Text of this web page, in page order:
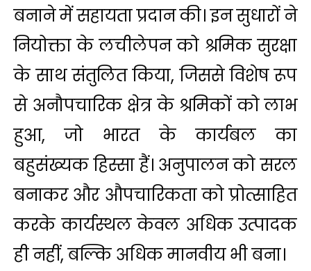
बनाने में सहायता प्रदान की। इन सुधारों ने
नियोक्ता के लचीलेपन को श्रमिक सुरक्षा
के साथ संतुलित किया, जिससे विशेष रूप
से अनौपचारिक क्षेत्र के श्रमिकों को लाभ
हुआ, जो भारत के कार्यबल का
बहुसंख्यक हिस्सा हैं। अनुपालन को सरल
बनाकर और औपचारिकता को प्रोत्साहित
करके कार्यस्थल केवल अधिक उत्पादक
ही नहीं, बल्कि अधिक मानवीय भी बना।